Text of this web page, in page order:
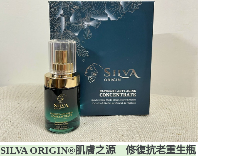
SILVA ORIGIN®肌膚之源 修復抗老重生瓶